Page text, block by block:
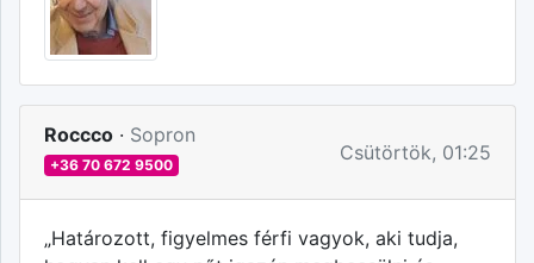
Roccco · Sopron
+36 70 672 9500
Csütörtök, 01:25
„Határozott, figyelmes férfi vagyok, aki tudja,